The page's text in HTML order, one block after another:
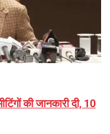
की जानकारी दी, 10